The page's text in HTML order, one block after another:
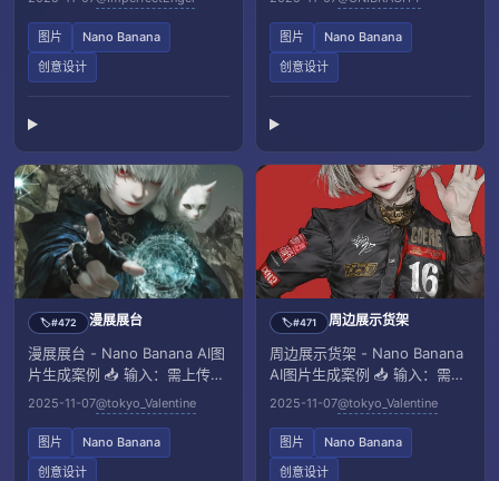
图片
Nano Banana
创意设计
图片
Nano Banana
创意设计
🏷️#472 漫展展台
漫展展台 - Nano Banana AI图
片生成案例 📥 输入：需上传一
张参考图像
2025-11-07@tokyo_Valentine
图片
Nano Banana
创意设计
🏷️#471 周边展示货架
周边展示货架 - Nano Banana
AI图片生成案例 📥 输入：需上
传一张参考图像
2025-11-07@tokyo_Valentine
图片
Nano Banana
创意设计